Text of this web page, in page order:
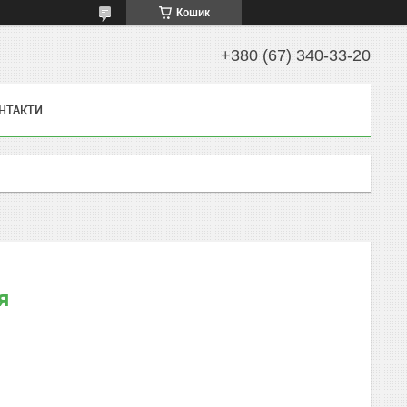
Кошик
+380 (67) 340-33-20